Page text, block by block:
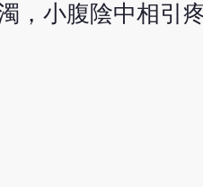
，小腹陰中相引